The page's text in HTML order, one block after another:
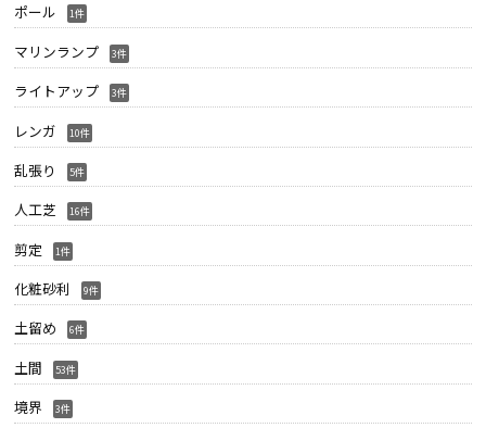
ポール 1件
マリンランプ 3件
ライトアップ 3件
レンガ 10件
乱張り 5件
人工芝 16件
剪定 1件
化粧砂利 9件
土留め 6件
土間 53件
境界 3件